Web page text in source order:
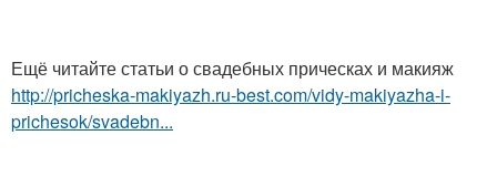
Ещё читайте статьи о свадебных прическах и макияж
http://pricheska-makiyazh.ru-best.com/vidy-makiyazha-i-
prichesok/svadebn...